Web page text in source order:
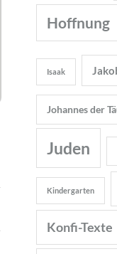
Hoffnung
Isaak
Johannes der
Juden
Kindergarten
Konfi-Texte